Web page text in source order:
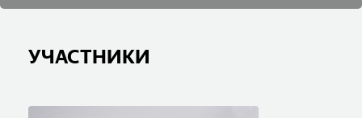
УЧАСТНИКИ